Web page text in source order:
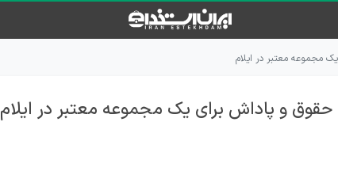
مجموعه معتبر در ایلام
و پاداش برای یک مجموعه معتبر در ایلام